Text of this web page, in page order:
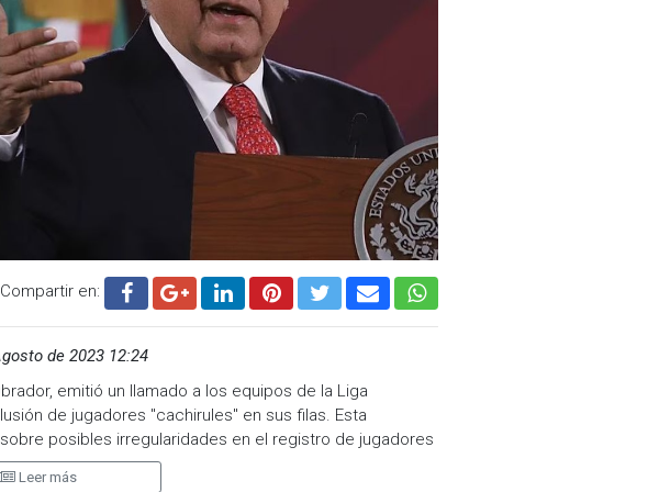
el control y la variedad de su repertorio, encabezado
que combina con pitcheos rompientes para dominar a
más efectivos de la LMB en la campaña anterior,
el objetivo de la organización de mantenerse como uno
| TikTok: @CadenaNoticias |
Compartir en:
de 2023 12:24
emitió un llamado a los equipos de la Liga
de jugadores "cachirules" en sus filas. Esta
posibles irregularidades en el registro de jugadores
nacimiento habrían sido alteradas o mal hechas en
Leer más